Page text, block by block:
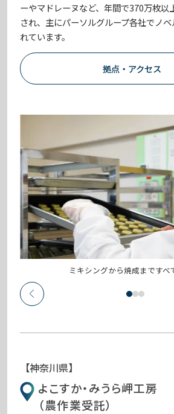
ーやマドレーヌなど、年間で370万枚以
され、主にパーソルグループ各社でノ
れています。
拠点・アクセス
ミキシングから焼成まですべ
【神奈川県】
よこすか・みうら岬工房
（農作業受託）